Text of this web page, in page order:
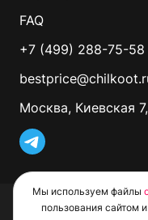
FAQ
+7 (499) 288-75-58
Москва, Киевская
© 2026 CHILKOOT.
Мы используем файлы
пользования сайтом